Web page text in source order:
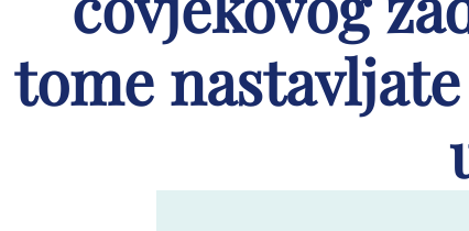
tome